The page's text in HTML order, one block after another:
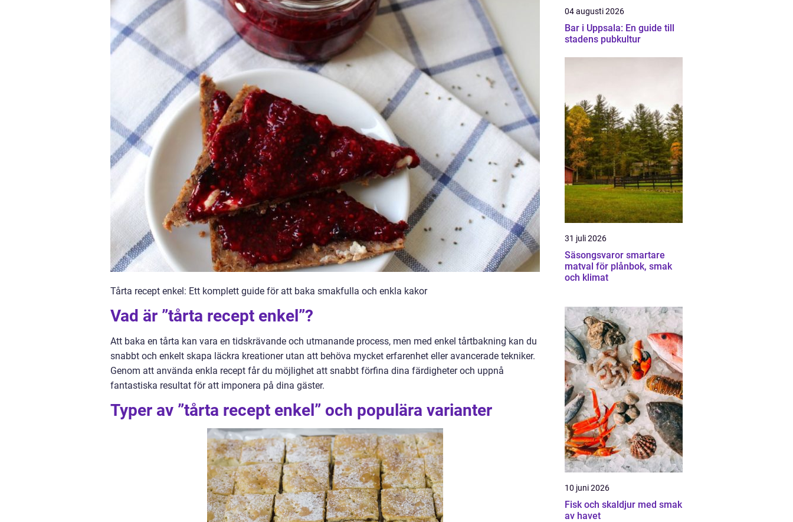
Tårta recept enkel: Ett komplett guide för att baka smakfulla och enkla kakor
Vad är ”tårta recept enkel”?
Att baka en tårta kan vara en tidskrävande och utmanande process, men med enkel tårtbakning kan du
snabbt och enkelt skapa läckra kreationer utan att behöva mycket erfarenhet eller avancerade tekniker.
Genom att använda enkla recept får du möjlighet att snabbt förfina dina färdigheter och uppnå
fantastiska resultat för att imponera på dina gäster.
Typer av ”tårta recept enkel” och populära varianter
04 augusti 2026
Bar i Uppsala: En guide till
stadens pubkultur
31 juli 2026
Säsongsvaror smartare
matval för plånbok, smak
och klimat
10 juni 2026
Fisk och skaldjur med smak
av havet